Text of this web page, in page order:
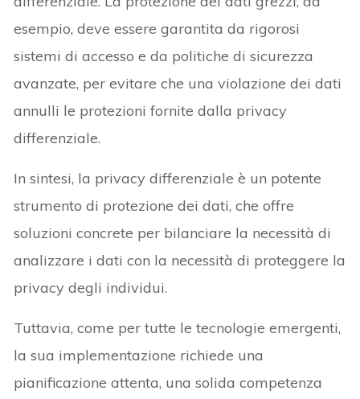
esempio, deve essere garantita da rigorosi
sistemi di accesso e da politiche di sicurezza
avanzate, per evitare che una violazione dei dati
annulli le protezioni fornite dalla privacy
differenziale.
In sintesi, la privacy differenziale è un potente
strumento di protezione dei dati, che offre
soluzioni concrete per bilanciare la necessità di
analizzare i dati con la necessità di proteggere la
privacy degli individui.
Tuttavia, come per tutte le tecnologie emergenti,
la sua implementazione richiede una
pianificazione attenta, una solida competenza